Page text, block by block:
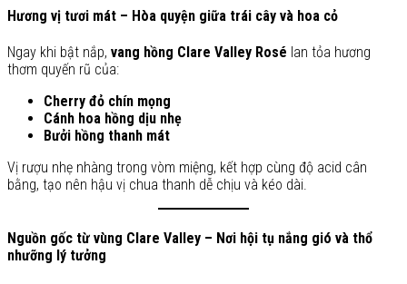
Hương vị tươi mát – Hòa quyện giữa trái cây và hoa cỏ
Ngay khi bật nắp, vang hồng Clare Valley Rosé lan tỏa hương
thơm quyến rũ của:
Cherry đỏ chín mọng
Cánh hoa hồng dịu nhẹ
Bưởi hồng thanh mát
Vị rượu nhẹ nhàng trong vòm miệng, kết hợp cùng độ acid cân
bằng, tạo nên hậu vị chua thanh dễ chịu và kéo dài.
Nguồn gốc từ vùng Clare Valley – Nơi hội tụ nắng gió và thổ
nhưỡng lý tưởng